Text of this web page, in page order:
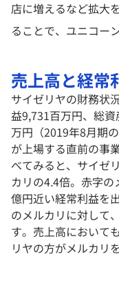
店に増えるなど拡大
ることで、ユニコー
売上高と経常
サイゼリヤの財務状
益9,731百万円、総
万円（2019年8月期
が上場する直前の事
べてみると、サイゼ
カリの4.4倍。赤字
億円近い経常利益を
のメルカリに対して
す。売上高において
リヤの方がメルカリ